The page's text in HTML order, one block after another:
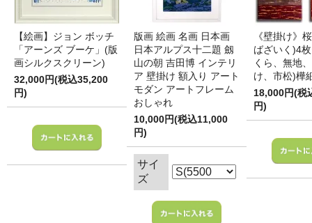
【絵画】ジョン ボッチ
「アーンズ ブーケ」(版
画シルクスクリーン)
32,000円(税込35,200
円)
版画 絵画 名画 日本画
日本アルプス十二題 劔
山の朝 吉田博 インテリ
ア 壁掛け 額入り アート
モダン アートフレーム
おしゃれ
10,000円(税込11,000
円)
サイ
ズ
《壁掛け》
ばざいく)4
くら、無地
け、市松)樺
18,000円(税
円)